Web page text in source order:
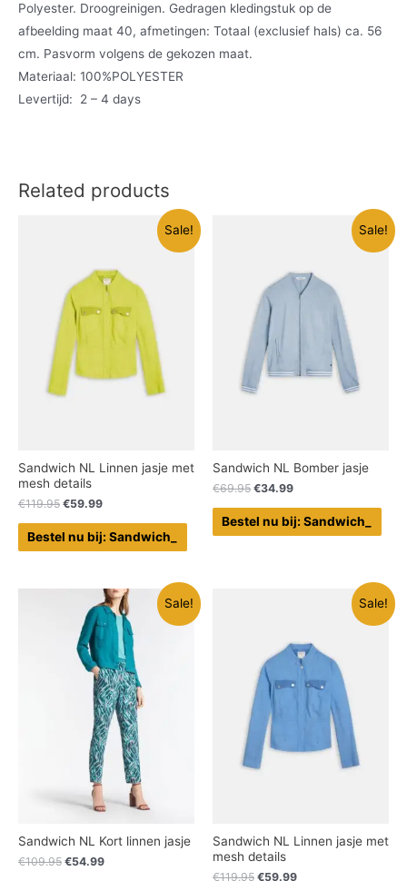
Polyester. Droogreinigen. Gedragen kledingstuk op de
afbeelding maat 40, afmetingen: Totaal (exclusief hals) ca. 56
cm. Pasvorm volgens de gekozen maat.
Materiaal: 100%POLYESTER
Levertijd: 2 – 4 days
Related products
Sale!
Sandwich NL Linnen jasje met
mesh details
€119.95 €59.99
Bestel nu bij: Sandwich_
Sale!
Sandwich NL Bomber jasje
€69.95 €34.99
Bestel nu bij: Sandwich_
Sale!
Sandwich NL Kort linnen jasje
€109.95 €54.99
Sale!
Sandwich NL Linnen jasje met
mesh details
€119.95 €59.99